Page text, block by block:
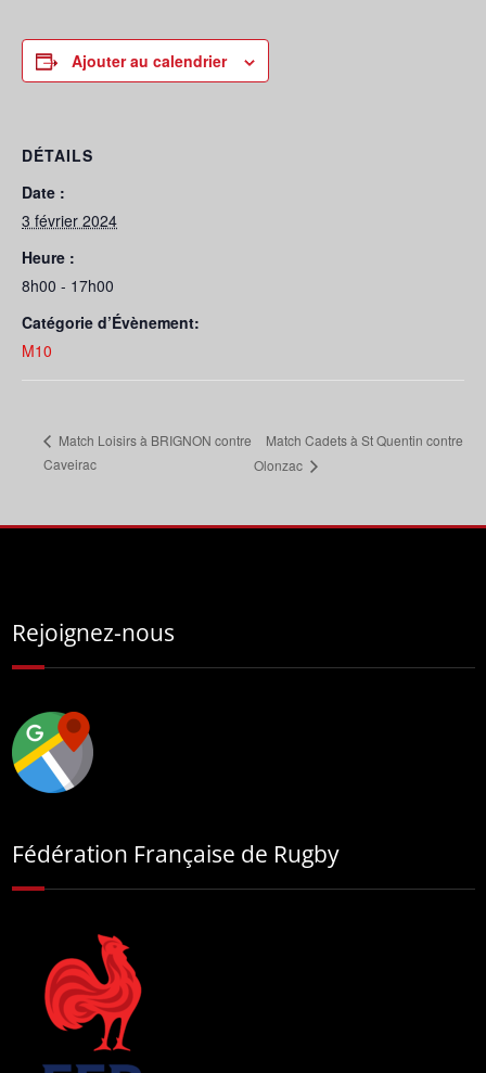
Ajouter au calendrier
DÉTAILS
Date :
3 février 2024
Heure :
8h00 - 17h00
Catégorie d’Évènement:
M10
Match Loisirs à BRIGNON contre
Caveirac
Match Cadets à St Quentin contre
Olonzac
Rejoignez-nous
Fédération Française de Rugby